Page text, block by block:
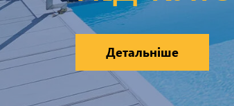
Детальніше